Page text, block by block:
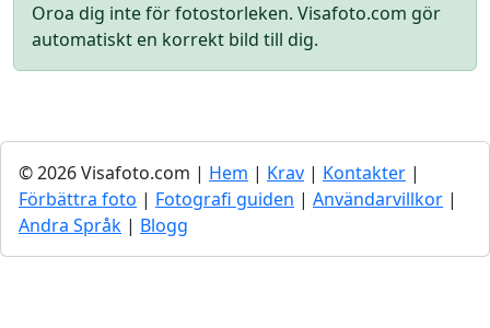
Oroa dig inte för fotostorleken. Visafoto.com gör
automatiskt en korrekt bild till dig.
© 2026 Visafoto.com | Hem | Krav | Kontakter |
Förbättra foto | Fotografi guiden | Användarvillkor |
Andra Språk | Blogg